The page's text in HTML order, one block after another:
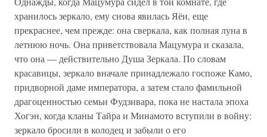
хранилось зеркало, ему снова явилась Яёи, еще
прекраснее, чем прежде: она сверкала, как полная луна в
летнюю ночь. Она приветствовала Мацумура и сказала,
что она — действительно Душа Зеркала. По словам
красавицы, зеркало вначале принадлежало госпоже Камо,
придворной даме императора, а затем стало фамильной
драгоценностью семьи Фудзивара, пока не настала эпоха
Хогэн, когда кланы Тайра и Минамото вступили в войну:
зеркало бросили в колодец и забыли о его